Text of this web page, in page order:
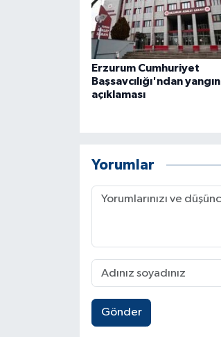
Erzurum Cumhuriyet
Başsavcılığı'ndan yangın
açıklaması
Yorumlar
Gönder